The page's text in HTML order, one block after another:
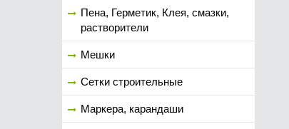
Пена, Герметик, Клея, смазки,
растворители
Мешки
Сетки строительные
Маркера, карандаши